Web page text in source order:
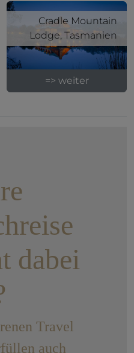
Cradle Mountain
Lodge, Tasmanien
=> weiter
dabei
Travel
auch